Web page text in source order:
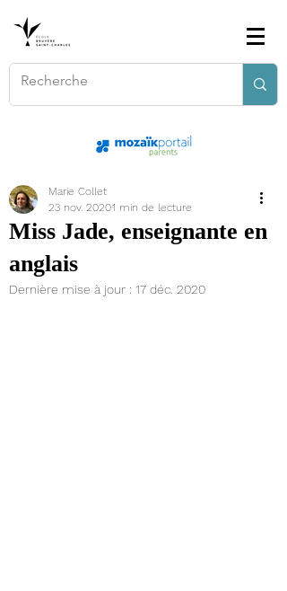
Miss Jade, enseignante en
anglais
Marie Collet
23 nov. 20201 min de lecture
Dernière mise à jour : 17 déc. 2020